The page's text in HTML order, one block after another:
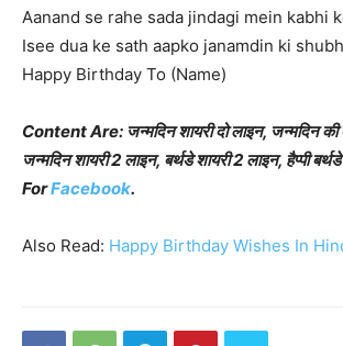
Aanand se rahe sada jindagi mein kabhi
Isee dua ke sath aapko janamdin ki
Happy Birthday To (Name)
Content Are: जन्मदिन शायरी दो लाइन, जन्मदिन
जन्मदिन शायरी 2 लाइन, बर्थडे शायरी 2 लाइन, हैप्पी
ForFacebook.
Also Read: Happy Birthday Wishes In